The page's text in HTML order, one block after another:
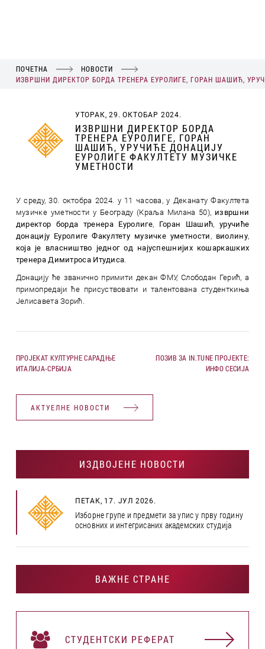
ПОЧЕТНА
НОВОСТИ
ИЗВРШНИ ДИРЕКТОР БОРДА ТРЕНЕРА ЕУРОЛИГЕ, ГОРАН ШАШИЋ,
УТОРАК, 29. ОКТОБАР 2024.
ИЗВРШНИ ДИРЕКТОР БОРДА
ТРЕНЕРА ЕУРОЛИГЕ, ГОРАН
ШАШИЋ, УРУЧИЋЕ ДОНАЦИЈУ
ЕУРОЛИГЕ ФАКУЛТЕТУ МУЗИЧКЕ
УМЕТНОСТИ
У среду, 30. октобра 2024. у 11 часова, у Деканату Факултета
музичке уметности у Београду (Краља Милана 50), извршни
директор борда тренера Еуролиге, Горан Шашић,уручиће
донацију Еуролиге Факултету музичке уметности , виолину,
која је власништво једног од најуспешнијих кошаркашких
тренера Димитроса Итудиса.
Донацију ће званично примити декан ФМУ, Слободан Герић, а
примопредаји ће присуствовати и талентована студенткиња
Јелисавета Зорић.
ПРОЈЕКАТ КУЛТУРНЕ САРАДЊЕ
ИТАЛИЈА-СРБИЈА
ПОЗИВ ЗА IN.TUNE ПРОЈЕКТЕ:
ИНФО СЕСИЈА
АКТУЕЛНЕ НОВОСТИ
ИЗДВОЈЕНЕ НОВОСТИ
ПЕТАК, 17. ЈУЛ 2026.
Изборне групе и предмети за упис у прву годину
основних и интегрисаних академских студија
ВАЖНЕ СТРАНЕ
СТУДЕНТСКИ РЕФЕРАТ